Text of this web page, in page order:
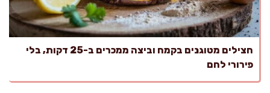
חצילים מטוגנים בקמח וביצה ממכרים ב-25 דקות, בלי
פירורי לחם